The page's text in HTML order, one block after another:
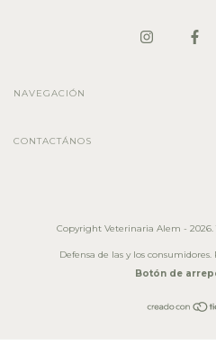
NAVEGACIÓN
CONTACTÁNOS
Copyright Veterinaria Alem - 2026.
Defensa de las y los
Botón de